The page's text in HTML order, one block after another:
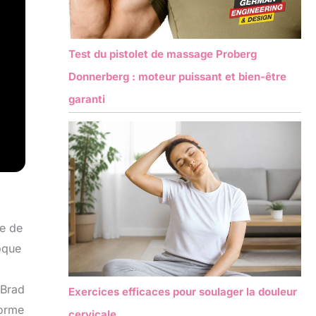
de
Test du pistolet de massage Proberg
Donnerberg : moteur puissant et bien-être
garanti
Exercices efficaces pour soulager la douleur